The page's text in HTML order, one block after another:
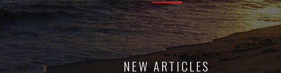
NEW ARTICLES